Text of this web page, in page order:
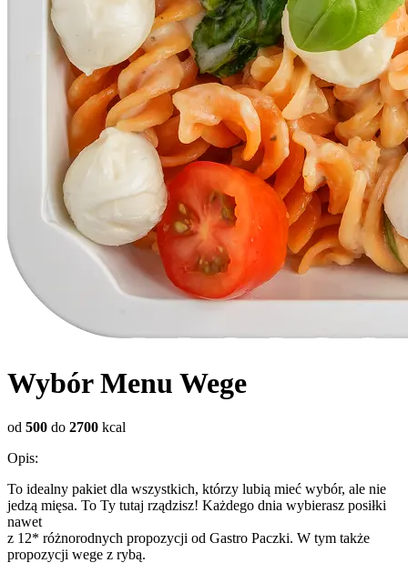
Wybór Menu Wege
od 500 do 2700 kcal
Opis:
To idealny pakiet dla wszystkich, którzy lubią mieć wybór, ale nie
jedzą mięsa. To Ty tutaj rządzisz! Każdego dnia wybierasz posiłki
nawet
z 12* różnorodnych propozycji od Gastro Paczki. W tym także
propozycji wege z rybą.